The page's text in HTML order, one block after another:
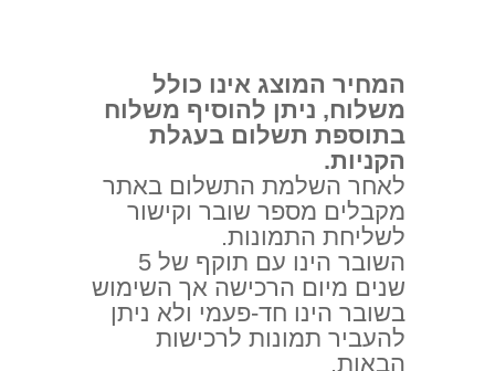
המחיר המוצג אינו כולל
משלוח, ניתן להוסיף משלוח
בתוספת תשלום בעגלת
הקניות.
לאחר השלמת התשלום באתר
מקבלים מספר שובר וקישור
לשליחת התמונות.
השובר הינו עם תוקף של 5
שנים מיום הרכישה אך השימוש
בשובר הינו חד-פעמי ולא ניתן
להעביר תמונות לרכישות
הבאות.